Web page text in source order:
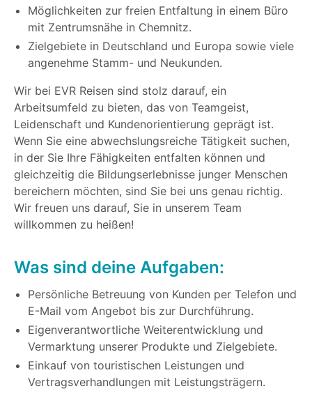
Möglichkeiten zur freien Entfaltung in einem Büro
mit Zentrumsnähe in Chemnitz.
Zielgebiete in Deutschland und Europa sowie viele
angenehme Stamm- und Neukunden.
Wir bei EVR Reisen sind stolz darauf, ein
Arbeitsumfeld zu bieten, das von Teamgeist,
Leidenschaft und Kundenorientierung geprägt ist.
Wenn Sie eine abwechslungsreiche Tätigkeit suchen,
in der Sie Ihre Fähigkeiten entfalten können und
gleichzeitig die Bildungserlebnisse junger Menschen
bereichern möchten, sind Sie bei uns genau richtig.
Wir freuen uns darauf, Sie in unserem Team
willkommen zu heißen!
Was sind deine Aufgaben:
Persönliche Betreuung von Kunden per Telefon und
E-Mail vom Angebot bis zur Durchführung.
Eigenverantwortliche Weiterentwicklung und
Vermarktung unserer Produkte und Zielgebiete.
Einkauf von touristischen Leistungen und
Vertragsverhandlungen mit Leistungsträgern.